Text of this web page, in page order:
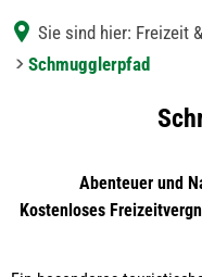
Sie sind hier: Freizeit
Schmugglerpfad
Schmugglerpfad
Abenteuer und
Kostenloses